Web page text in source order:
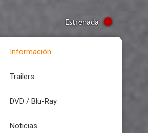
Estrenada
Información
Trailers
DVD / Blu-Ray
Noticias